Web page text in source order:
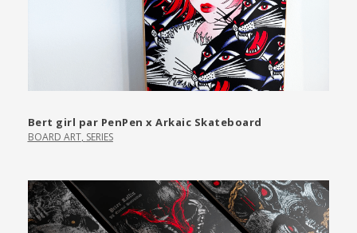
Bert girl par PenPen x Arkaic Skateboard
BOARD ART, SERIES